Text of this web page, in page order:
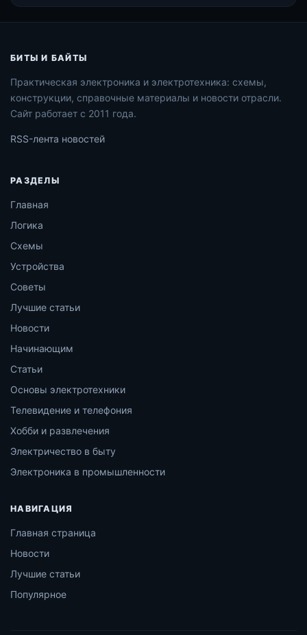
БИТЫ И БАЙТЫ
Практическая электроника и электротехника: схемы,
конструкции, справочные материалы и новости отрасли.
Сайт работает с 2011 года.
RSS-лента новостей
РАЗДЕЛЫ
Главная
Логика
Схемы
Устройства
Советы
Лучшие статьи
Новости
Начинающим
Статьи
Основы электротехники
Телевидение и телефония
Хобби и развлечения
Электричество в быту
Электроника в промышленности
НАВИГАЦИЯ
Главная страница
Новости
Лучшие статьи
Популярное